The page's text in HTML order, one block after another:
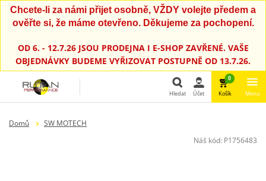
Chcete-li za námi přijet osobně, VŽDY volejte předem a
ověřte si, že máme otevřeno. Děkujeme za pochopení.
OD 6. - 12.7.26 JSOU PRODEJNA I E-SHOP ZAVŘENÉ. VAŠE
OBJEDNÁVKY BUDEME VYŘIZOVAT POSTUPNĚ OD 13.7.26.
Hledat Účet
0
Košík Menu
Domů
SW MOTECH
Náš kód: P1756483